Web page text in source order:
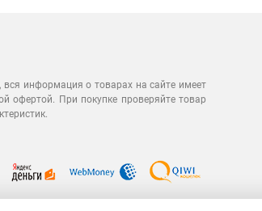
вся информация о товарах на сайте имеет
офертой. При покупке проверяйте товар